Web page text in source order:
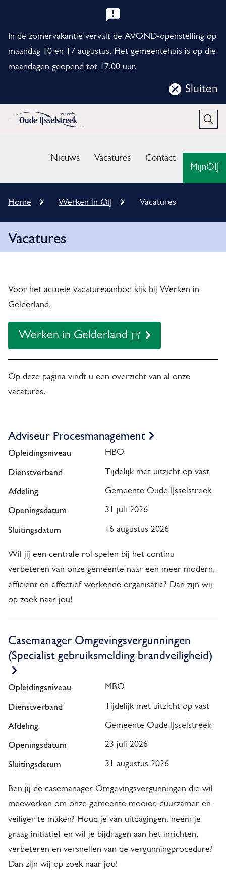
e
l
a
g
r
n
o
t
i
t
i
e
In de zomervakantie vervalt de AVOND-openstelling op
maandag 10 en 17 augustus. Het gemeentehuis is op die
maandagen geopend tot 17.00 uur.
Sluiten
Sluit
notificatieOpen
Nieuws Vacatures
Contact
MijnOIJ
K
u
i
m
e
a
Home Werken in OIJ Vacatures
Vacatures
Voor het actuele vacatureaanbod kijk bij Werken in
Gelderland.
Werken in Gelderland
l
i
n
s
e
r
n
Op deze pagina vindt u een overzicht van al onze
vacatures.
V
a
t
u
r
e
o
v
e
r
z
i
c
h
t
Adviseur Procesmanagement
Opleidingsniveau HBO
Dienstverband Tijdelijk met uitzicht op vast
Afdeling Gemeente Oude IJsselstreek
Openingsdatum 31 juli 2026
Sluitingsdatum 16 augustus 2026
Wil jij een centrale rol spelen bij het continu
verbeteren van onze gemeente naar een meer modern,
efficiënt en effectief werkende organisatie? Dan zijn wij
op zoek naar jou!
Casemanager Omgevingsvergunningen
(Specialist gebruiksmelding brandveiligheid)
Opleidingsniveau MBO
Dienstverband Tijdelijk met uitzicht op vast
Afdeling Gemeente Oude IJsselstreek
Openingsdatum 23 juli 2026
Sluitingsdatum 31 augustus 2026
Ben jij de casemanager Omgevingsvergunningen die wil
meewerken om onze gemeente mooier, duurzamer en
veiliger te maken? Houd je van uitdagingen, neem je
graag initiatief en wil je bijdragen aan het inrichten,
verbeteren en versnellen van de vergunningprocedure?
Dan zijn wij op zoek naar jou!